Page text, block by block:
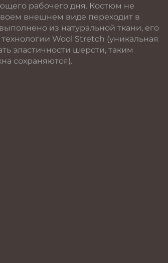
рабочего дня. Костюм не
внешнем виде переходит в
из натуральной ткани, его
Wool Stretch (уникальная
эластичности шерсти, таким
сохраняются).